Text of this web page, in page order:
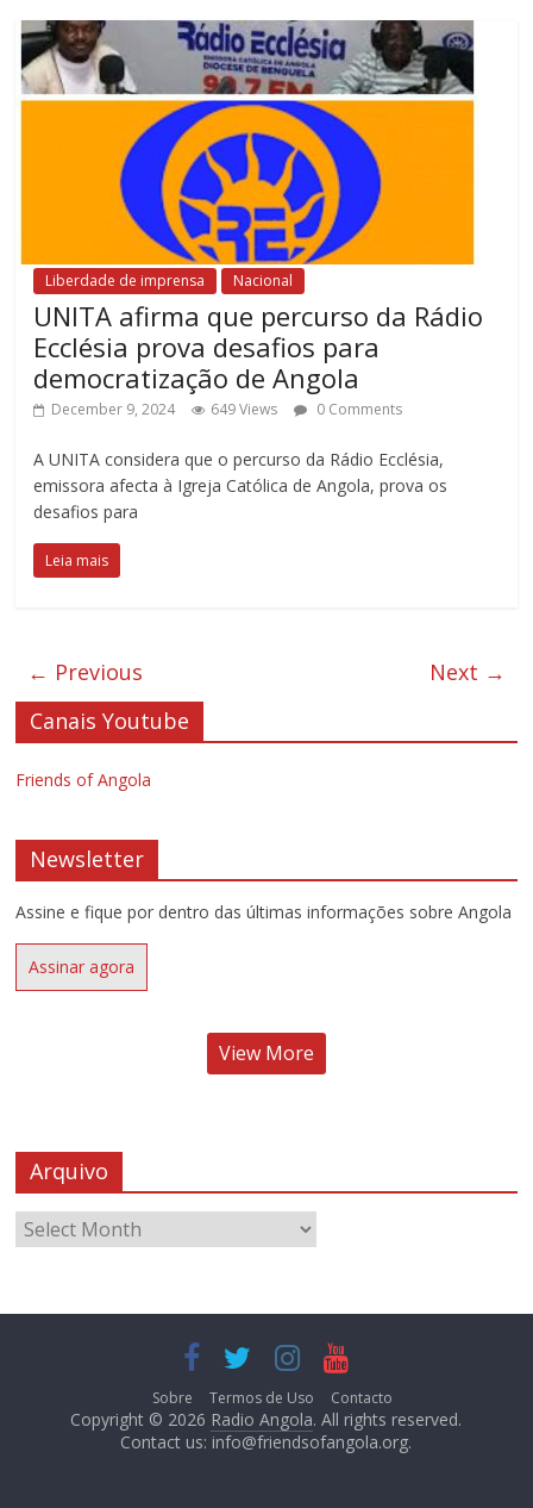
Liberdade de imprensa Nacional
UNITA afirma que percurso da Rádio
Ecclésia prova desafios para
democratização de Angola
December 9, 2024 649 Views 0 Comments
A UNITA considera que o percurso da Rádio Ecclésia,
emissora afecta à Igreja Católica de Angola, prova os
desafios para
Leia mais
← Previous
Next →
Canais Youtube
Friends of Angola
Newsletter
Assine e fique por dentro das últimas informações sobre Angola
Assinar agora
View More
Arquivo
Sobre Termos de Uso Contacto
Copyright © 2026 Radio Angola. All rights reserved.
Contact us: info@friendsofangola.org.